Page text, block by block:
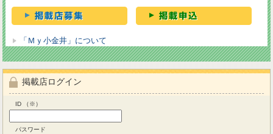
「Ｍｙ小金井」について
掲載店ログイン
ID （※）
パスワード